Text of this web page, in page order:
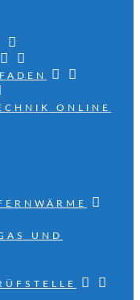
ONLINE
UND